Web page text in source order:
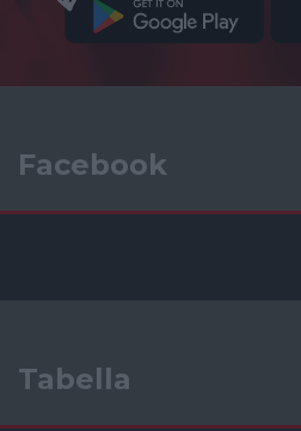
Facebook
Tabella